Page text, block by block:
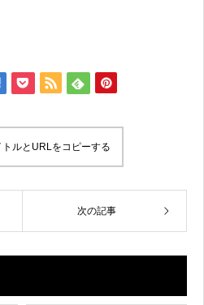
ルとURLをコピーする
次の記事